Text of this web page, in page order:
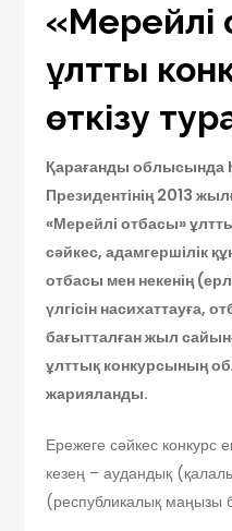
«Мерейлі
ұлттық
өткізу
Қарағанды облысында
Президентінің 2013
«Мерейлі отбасы»
сәйкес, адамгершілік
отбасы мен некенің
үлгісін насихаттауға,
бағытталған жыл
ұлттық конкурсының
жарияланды.
Ережеге сәйкес конкурс
кезең – аудандық
(республикалық маңызы